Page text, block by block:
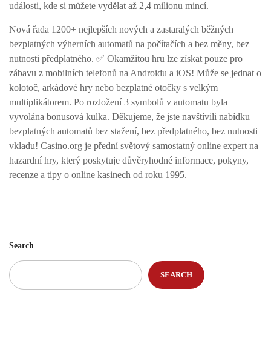
události, kde si můžete vydělat až 2,4 milionu mincí.
Nová řada 1200+ nejlepších nových a zastaralých běžných
bezplatných výherních automatů na počítačích a bez měny, bez
nutnosti předplatného. ✅ Okamžitou hru lze získat pouze pro
zábavu z mobilních telefonů na Androidu a iOS! Může se jednat o
kolotoč, arkádové hry nebo bezplatné otočky s velkým
multiplikátorem. Po rozložení 3 symbolů v automatu byla
vyvolána bonusová kulka. Děkujeme, že jste navštívili nabídku
bezplatných automatů bez stažení, bez předplatného, ​​bez nutnosti
vkladu! Casino.org je přední světový samostatný online expert na
hazardní hry, který poskytuje důvěryhodné informace, pokyny,
recenze a tipy o online kasinech od roku 1995.
Search
SEARCH